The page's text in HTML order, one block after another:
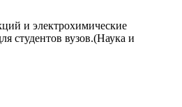
и электрохимические
студентов вузов.(Наука и